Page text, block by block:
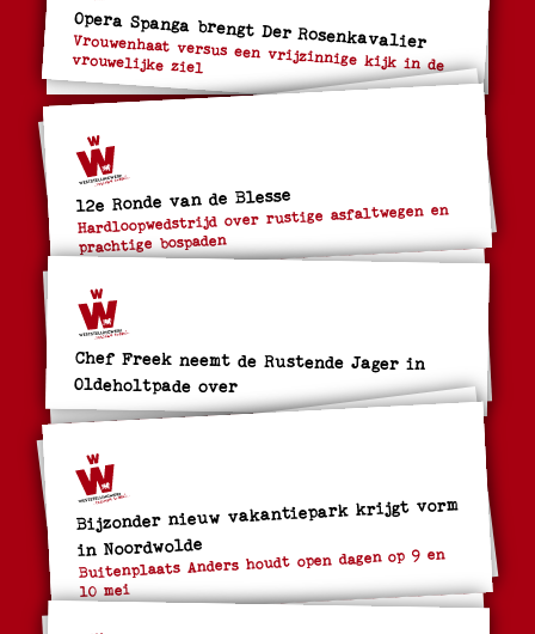
Opera Spanga brengt Der Rosenkavalier
Vrouwenhaat versus een vrijzinnige kijk in de
vrouwelijke ziel
12e Ronde van de Blesse
Hardloopwedstrijd over rustige asfaltwegen en
prachtige bospaden
Chef Freek neemt de Rustende Jager in
Oldeholtpade over
Bijzonder nieuw vakantiepark krijgt vorm
in Noordwolde
Buitenplaats Anders houdt open dagen op 9 en
10 mei